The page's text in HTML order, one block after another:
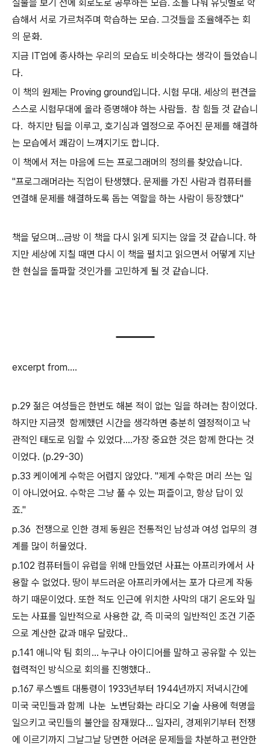
실물을 보기 전에 회로도로 공부하는 모습. 조를 나눠 유닛별로 학
습해서 서로 가르쳐주며 학습하는 모습. 그것들을 조율해주는 회
의 문화.
지금 IT업에 종사하는 우리의 모습도 비슷하다는 생각이 들었습니
다.
이 책의 원제는 Proving ground입니다. 시험 무대. 세상의 편견을
스스로 시험무대에 올라 증명해야 하는 사람들. 참 힘들 것 같습니
다. 하지만 팀을 이루고, 호기심과 열정으로 주어진 문제를 해결하
는 모습에서 쾌감이 느껴지기도 합니다.
이 책에서 저는 마음에 드는 프로그래머의 정의를 찾았습니다.
"프로그래머라는 직업이 탄생했다. 문제를 가진 사람과 컴퓨터를
연결해 문제를 해결하도록 돕는 역할을 하는 사람이 등장했다"
책을 덮으며...금방 이 책을 다시 읽게 되지는 않을 것 같습니다. 하
지만 세상에 지칠 때면 다시 이 책을 펼치고 읽으면서 어떻게 지난
한 현실을 돌파할 것인가를 고민하게 될 것 같습니다.
excerpt from....
p.29 젊은 여성들은 한번도 해본 적이 없는 일을 하려는 참이었다.
하지만 지금껏 함께했던 시간을 생각하면 충분히 열정적이고 낙
관적인 태도로 임할 수 있었다....가장 중요한 것은 함께 한다는 것
이었다. (p.29-30)
p.33 케이에게 수학은 어렵지 않았다. "제게 수학은 머리 쓰는 일
이 아니었어요. 수학은 그냥 풀 수 있는 퍼즐이고, 항상 답이 있
죠."
p.36 전쟁으로 인한 경제 동원은 전통적인 남성과 여성 업무의 경
계를 많이 허물었다.
p.102 컴퓨터들이 유럽을 위해 만들었던 사표는 아프리카에서 사
용할 수 없었다. 땅이 부드러운 아프리카에서는 포가 다르게 작동
하기 때문이었다. 또한 적도 인근에 위치한 사막의 대기 온도와 밀
도는 사표를 일반적으로 사용한 값, 즉 미국의 일반적인 조건 기준
으로 계산한 값과 매우 달랐다..
p.141 애니악 팀 회의... 누구나 아이디어를 말하고 공유할 수 있는
협력적인 방식으로 회의를 진행했다..
p.167 루스벨트 대통령이 1933년부터 1944년까지 저녁시간에
미국 국민들과 함께 나눈 노변담화는 라디오 기술 사용에 혁명을
일으키고 국민들의 불안을 잠재웠다... 일자리, 경제위기부터 전쟁
에 이르기까지 그날그날 당면한 어려운 문제들을 차분하고 편안한